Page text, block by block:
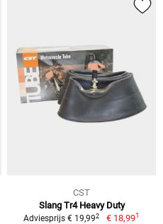
CST
Slang Tr4 Heavy Duty
Adviesprijs € 19,992 € 18,991